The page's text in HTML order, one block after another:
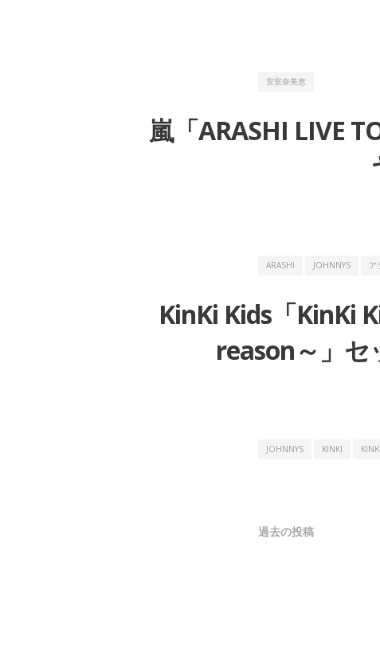
安室奈美恵
嵐「ARASHI LIVE
ARASHI JOHNNYS ア
KinKi Kids「KinKi
reason～」セ
JOHNNYS KINKI
過去の投稿